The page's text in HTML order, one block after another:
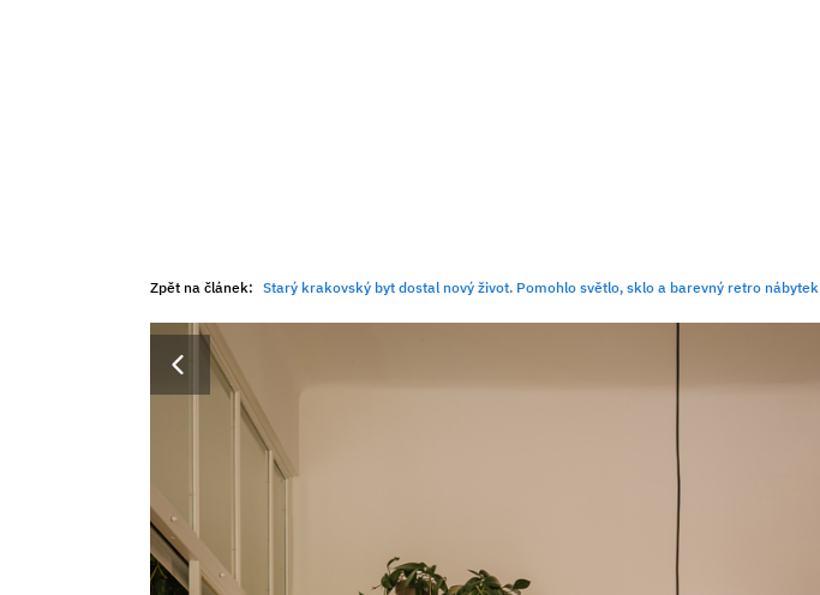
Zpět na článek: Starý krakovský byt dostal nový život. Pomohlo světlo, sklo a barevný retro nábytek